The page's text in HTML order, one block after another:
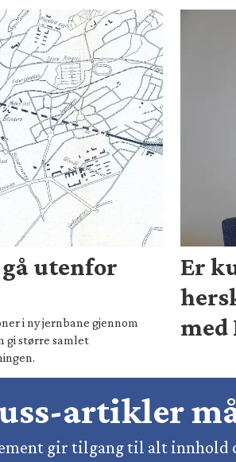
utenfor
i ny jernbane gjennom
gi større samlet
Er
artikler
gir tilgang til alt innhold